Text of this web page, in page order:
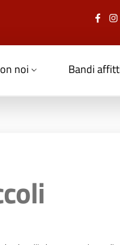
noi Bandi